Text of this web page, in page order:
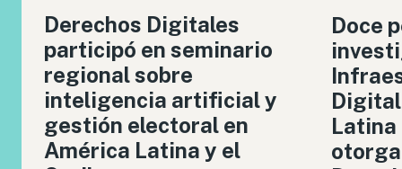
Derechos Digitales
participó en seminario
regional sobre
inteligencia artificial y
gestión electoral en
América Latina y el
Doce
Latina